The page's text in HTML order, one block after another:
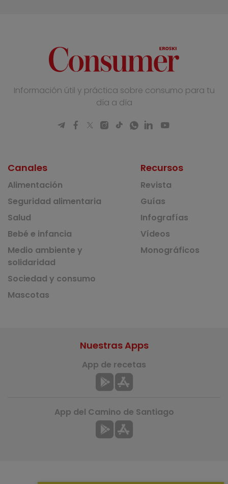
Información útil y práctica sobre consumo para tu
día a día
Canales
Alimentación
Seguridad alimentaria
Salud
Bebé e infancia
Medio ambiente y
solidaridad
Sociedad y consumo
Mascotas
Recursos
Revista
Guías
Infografías
Vídeos
Monográficos
Nuestras Apps
App de recetas
App del Camino de Santiago